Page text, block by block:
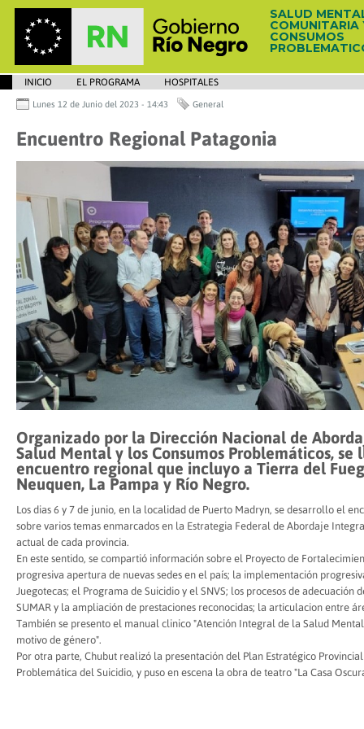
SALUD
COMUNITARIA
CONSUMOS
INICIO EL PROGRAMA HOSPITALES
Lunes 12 de Junio del 2023 - 14:43 General
Encuentro Regional Patagonia
Organizado por la Dirección Nacional de
Salud Mental y los Consumos Problemáticos, se
encuentro regional que incluyo a Tierra del
Neuquen, La Pampa y Río Negro.
Los dias 6 y 7 de junio, en la localidad de Puerto Madryn, se desarrollo el
sobre varios temas enmarcados en la Estrategia Federal de Abordaje
actual de cada provincia.
En este sentido, se compartió información sobre el Proyecto de
progresiva apertura de nuevas sedes en el país; la implementación
Juegotecas; el Programa de Suicidio y el SNVS; los procesos de adecuación
SUMAR y la ampliación de prestaciones reconocidas; la articulacion entre
También se presento el manual clinico "Atención Integral de la Salud
motivo de género".
Por otra parte, Chubut realizó la presentación del Plan Estratégico
Problemática del Suicidio, y puso en escena la obra de teatro "La Casa